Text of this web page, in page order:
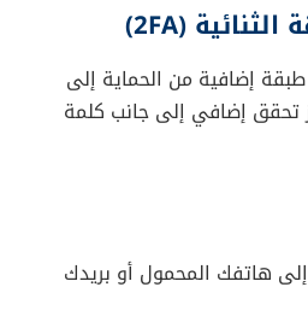
إضافية من الحماية إلى
تحقق إضافي إلى جانب كلمة
هاتفك المحمول أو بريدك